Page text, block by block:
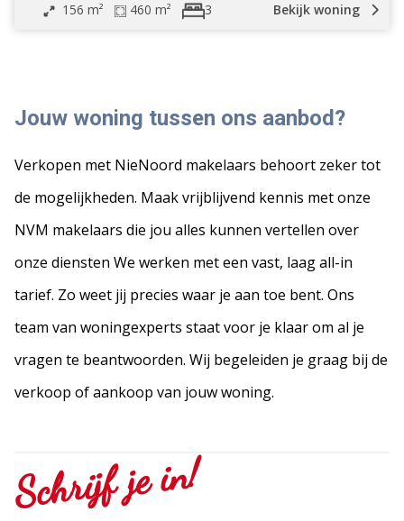
2 onder 1 kapwoning
Hoekwoning
Eindwoning
Halfvrijstaande woning
Geschakelde 2 onder 1 kap woning
Woonhuis
Appartement
Bouwgrond
Nieuwbouw
156 m² 460 m² 3 Bekijk woning
Jouw woning tussen ons aanbod?
Verkopen met NieNoord makelaars behoort zeker tot
de mogelijkheden. Maak vrijblijvend kennis met onze
NVM makelaars die jou alles kunnen vertellen over
onze diensten We werken met een vast, laag all-in
tarief. Zo weet jij precies waar je aan toe bent. Ons
team van woningexperts staat voor je klaar om al je
vragen te beantwoorden. Wij begeleiden je graag bij de
verkoop of aankoop van jouw woning.
Schrijf je in!